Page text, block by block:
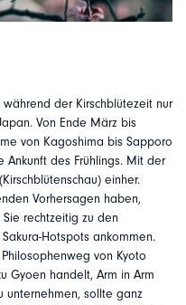
der Kirschblütezeit nur
Von Ende März bis
von Kagoshima bis Sapporo
des Frühlings. Mit der
einher.
Vorhersagen haben,
rechtzeitig zu den
Hotspots ankommen.
von Kyoto
Gyoen handelt, Arm in Arm
unternehmen, sollte ganz